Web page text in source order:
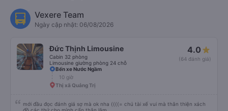
Vexere Team
Ngày cập nhật: 06/08/2026
Đức Thịnh Limousine
Cabin 32 phòng
Limousine giường phòng 24 chỗ
4.0
(64 đánh giá)
Bến xe Nước Ngầm
10 giờ
Thị xã Quảng Trị
mới đầu đọc đánh giá sợ mà ok nha ((((= chú tài xế vui mà thân thiện xách